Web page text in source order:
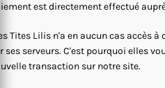
est directement effectué
Tites Lilis n'a en aucun cas accès à
ses serveurs. C'est pourquoi elles
transaction sur notre site.